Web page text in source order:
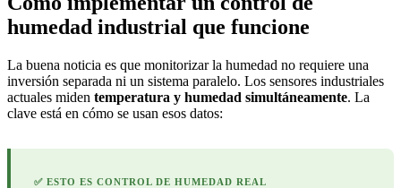
humedad industrial que funcione
La buena noticia es que monitorizar la humedad no requiere una
inversión separada ni un sistema paralelo. Los sensores industriales
actuales miden temperatura y humedad simultáneamente. La
clave está en cómo se usan esos datos:
✅ ESTO ES CONTROL DE HUMEDAD REAL